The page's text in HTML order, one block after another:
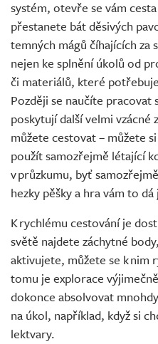
systém, otevře se vám
přestanete bát děsivých
temných mágů číhajících za
nejen ke splnění úkolů od
či materiálů, které
Později se naučíte pracovat
poskytují další velmi vzácné
můžete cestovat – můžete
použít samozřejmě létající
v průzkumu, byť
hezky pěšky a hra vám to
K rychlému cestování je
světě najdete záchytné
aktivujete, můžete se k nim
tomu je explorace
dokonce absolvovat
na úkol, například, když si
lektvary.